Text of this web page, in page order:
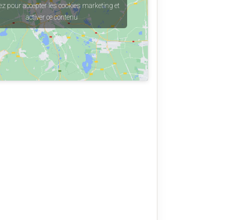
pour accepter les cookies marketing et
activer ce contenu